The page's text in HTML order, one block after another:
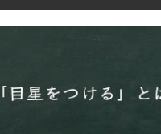
る」の語源